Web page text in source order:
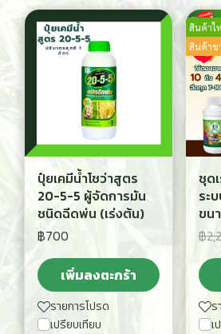
ปุ๋ยเคมีน้ำโชว่าสูตร
20-5-5 ผู้จัดการมัน
ชนิดฉีดพ่น (เร่งต้น)
฿700
เพิ่มลงตะกร้า
รายการโปรด
เปรียบเทียบ
สินค้าใ
สินค้าข
ชุด
ระ
ขน
฿
ร
เ